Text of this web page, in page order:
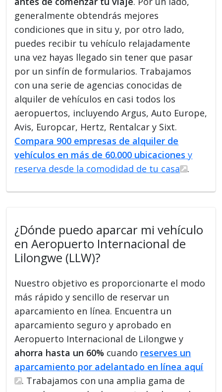
generalmente obtendrás mejores
condiciones que in situ y, por otro lado,
puedes recibir tu vehículo relajadamente
una vez hayas llegado sin tener que pasar
por un sinfín de formularios. Trabajamos
con una serie de agencias conocidas de
alquiler de vehículos en casi todos los
aeropuertos, incluyendo Argus, Auto Europe,
Avis, Europcar, Hertz, Rentalcar y Sixt.
Compara 900 empresas de alquiler de
vehículos en más de 60.000 ubicaciones y
reserva desde la comodidad de tu casa
.
¿Dónde puedo aparcar mi vehículo
en Aeropuerto Internacional de
Lilongwe (LLW)?
Nuestro objetivo es proporcionarte el modo
más rápido y sencillo de reservar un
aparcamiento en línea. Encuentra un
aparcamiento seguro y aprobado en
Aeropuerto Internacional de Lilongwe y
ahorra hasta un 60% cuando reserves un
aparcamiento por adelantado en línea aquí
. Trabajamos con una amplia gama de